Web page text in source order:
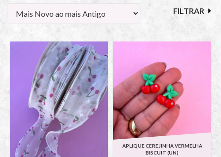
FILTRAR
APLIQUE CEREJINHA VERMELHA
BISCUIT (UN)